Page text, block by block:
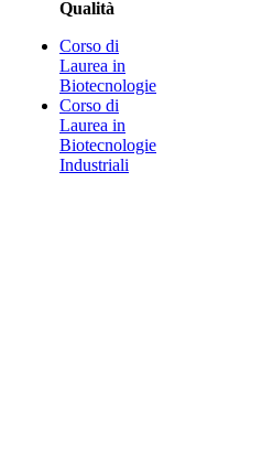
Qualità
Corso di
Laurea in
Biotecnologie
Corso di
Laurea in
Biotecnologie
Industriali